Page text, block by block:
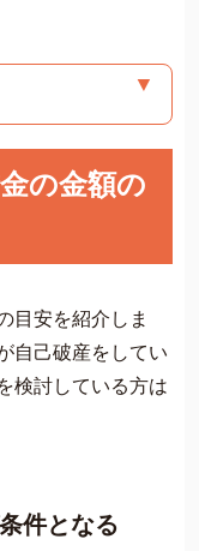
▼
の金額の
目安を紹介しま
自己破産をしてい
検討している方は
件となる